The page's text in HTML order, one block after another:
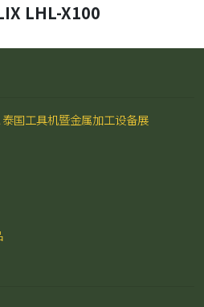
LHL-X100
泰国工具机暨金属加工设备展